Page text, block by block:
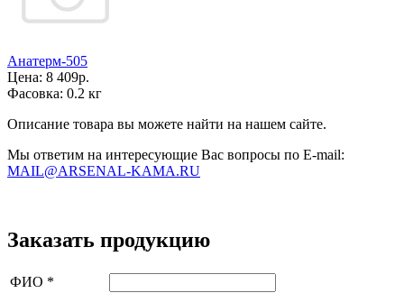
Анатерм-505
Цена: 8 409р.
Фасовка: 0.2 кг
Описание товара вы можете найти на нашем сайте.
Мы ответим на интересующие Вас вопросы по E-mail:
MAIL@ARSENAL-KAMA.RU
Заказать продукцию
ФИО *